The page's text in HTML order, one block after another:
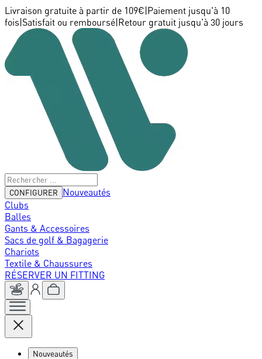
Livraison gratuite à partir de 109€ Paiement jusqu'à 10
fois Satisfait ou remboursé Retour gratuit jusqu'à 30 jours
CONFIGURER
Nouveautés
Clubs
Balles
Gants & Accessoires
Sacs de golf & Bagagerie
Chariots
Textile & Chaussures
RÉSERVER UN FITTING
Nouveautés